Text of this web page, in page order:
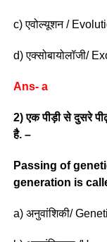
c) एवोल्यूशन /
d) एक्सोबायोलॉजी/
Ans- a
2) एक पीड़ी से दुसरे
है. –
Passing of
generation is
a) अनुवांशिकी/